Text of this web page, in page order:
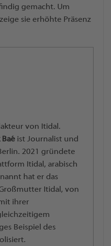
gemacht. Um
sie erhöhte Präsenz
von Itidal.
Baé ist Journalist und
2021 gründete
Itidal, arabisch
hat er das
Itidal, von
ihrer
Beispiel des